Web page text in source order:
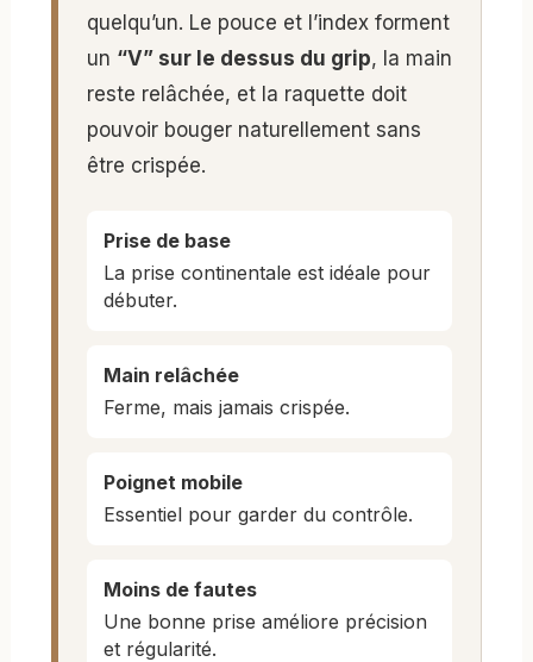
quelqu’un. Le pouce et l’index forment
un “V” sur le dessus du grip, la main
reste relâchée, et la raquette doit
pouvoir bouger naturellement sans
être crispée.
Prise de base
La prise continentale est idéale pour
débuter.
Main relâchée
Ferme, mais jamais crispée.
Poignet mobile
Essentiel pour garder du contrôle.
Moins de fautes
Une bonne prise améliore précision
et régularité.